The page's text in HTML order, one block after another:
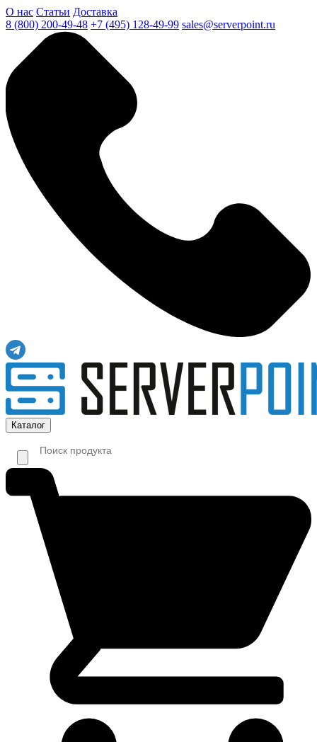
О нас Статьи Доставка
8 (800) 200-49-48 +7 (495) 128-49-99 sales@serverpoint.ru
Каталог